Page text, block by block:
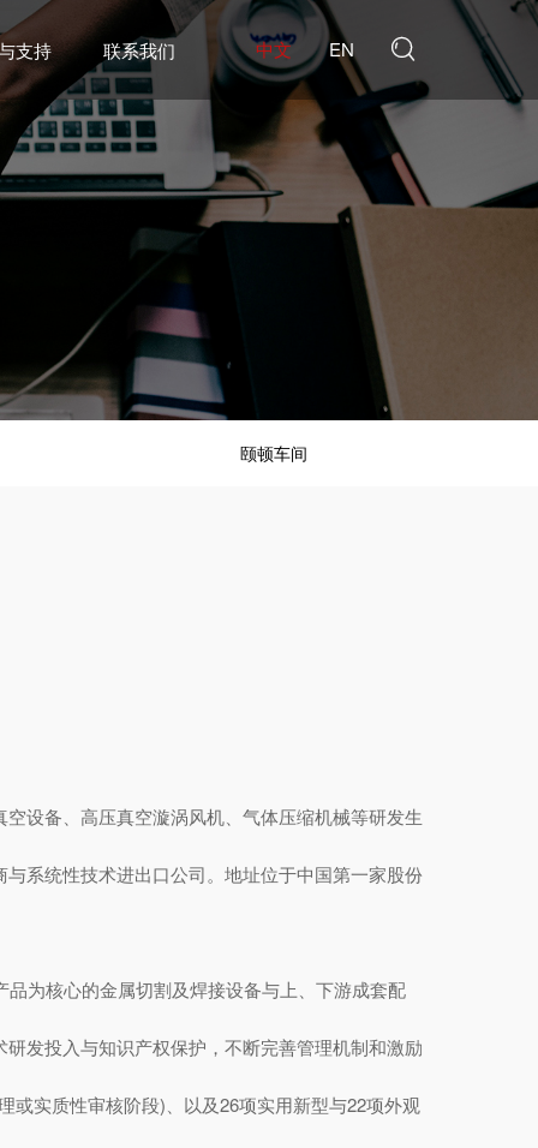
支持 联系我们 中文 EN 
颐顿车间
设备、高压真空漩涡风机、气体压缩机械等研发生
系统性技术进出口公司。地址位于中国第一家股份
为核心的金属切割及焊接设备与上、下游成套配
发投入与知识产权保护，不断完善管理机制和激励
或实质性审核阶段)、以及26项实用新型与22项外观